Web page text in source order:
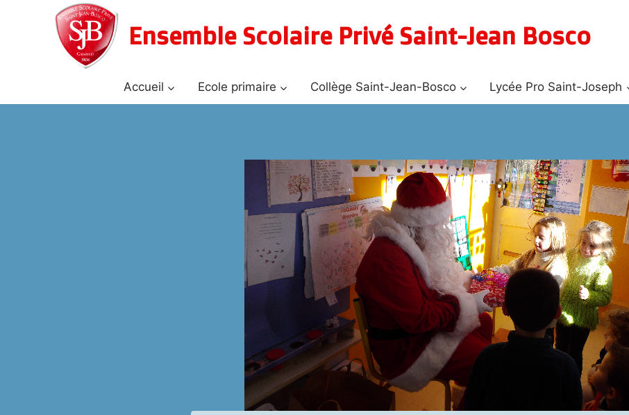
Ensemble Scolaire Privé Saint-Jean Bosco
Accueil Ecole primaire Collège Saint-Jean-Bosco Lycée Pro Saint-Joseph